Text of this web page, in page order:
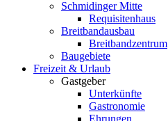
Schmidinger Mitte
Requisitenhaus
Breitbandausbau
Breitbandzentrum
Baugebiete
Freizeit & Urlaub
Gastgeber
Unterkünfte
Gastronomie
Ehrungen